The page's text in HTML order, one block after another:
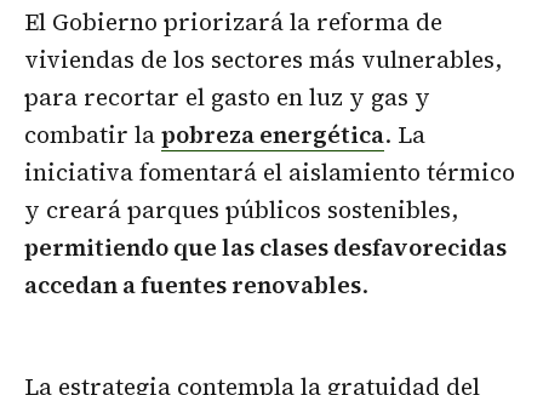
El Gobierno priorizará la reforma de
viviendas de los sectores más vulnerables,
para recortar el gasto en luz y gas y
combatir lapobreza energética. La
iniciativa fomentará el aislamiento térmico
y creará parques públicos sostenibles,
permitiendo que las clases desfavorecidas
accedan a fuentes renovables.
La estrategia contempla la gratuidad del